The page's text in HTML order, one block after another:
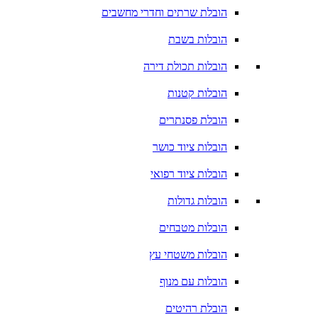
הובלת שרתים וחדרי מחשבים
הובלות בשבת
הובלות תכולת דירה
הובלות קטנות
הובלת פסנתרים
הובלות ציוד כושר
הובלות ציוד רפואי
הובלות גדולות
הובלות מטבחים
הובלות משטחי עץ
הובלות עם מנוף
הובלת רהיטים